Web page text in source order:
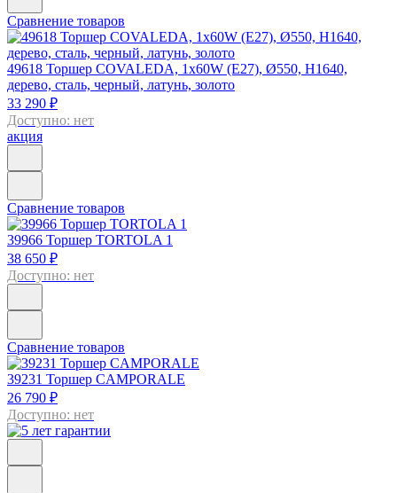
Сравнение товаров
49618 Торшер COVALEDA, 1х60W (E27), Ø550, H1640,
дерево, сталь, черный, латунь, золото
33 290 ₽
Доступно: нет
акция
Сравнение товаров
39966 Торшер TORTOLA 1
38 650 ₽
Доступно: нет
Сравнение товаров
39231 Торшер CAMPORALE
26 790 ₽
Доступно: нет